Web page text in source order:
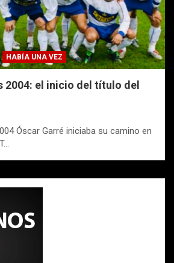
HABÍA UNA VEZ
2004: el inicio del título del
Óscar Garré iniciaba su camino en